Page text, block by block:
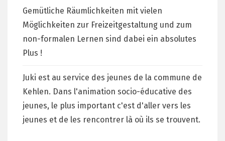
Gemütliche Räumlichkeiten mit vielen
Möglichkeiten zur Freizeitgestaltung und zum
non-formalen Lernen sind dabei ein absolutes
Plus !
Juki est au service des jeunes de la commune de
Kehlen. Dans l'animation socio-éducative des
jeunes, le plus important c'est d'aller vers les
jeunes et de les rencontrer là où ils se trouvent.